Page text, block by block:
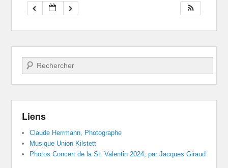
Recherche
Liens
Claude Herrmann, Photographe
Musique Union Kilstett
Photos Concert de la St. Valentin 2024, par Jacques Giraud